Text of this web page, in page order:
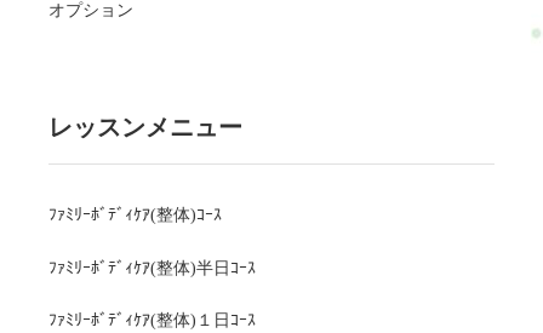
オプション
レッスンメニュー
ﾌｧﾐﾘｰﾎﾞﾃﾞｨｹｱ(整体)ｺｰｽ
ﾌｧﾐﾘｰﾎﾞﾃﾞｨｹｱ(整体)半日ｺｰｽ
ﾌｧﾐﾘｰﾎﾞﾃﾞｨｹｱ(整体)１日ｺｰｽ